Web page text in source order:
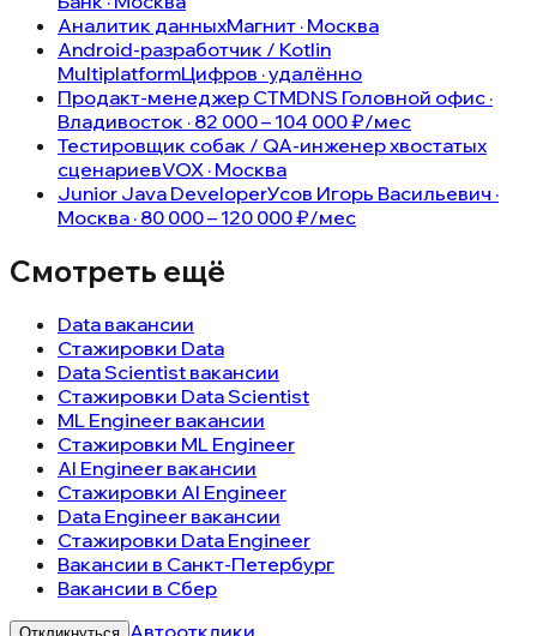
Аналитик данныхМагнит · Москва
Android-разработчик / Kotlin
MultiplatformЦифров · удалённо
Продакт-менеджер СТМDNS Головной офис ·
Владивосток · 82 000 – 104 000 ₽/мес
Тестировщик собак / QA-инженер хвостатых
сценариевVOX · Москва
Junior Java DeveloperУсов Игорь Васильевич ·
Москва · 80 000 – 120 000 ₽/мес
Смотреть ещё
Data вакансии
Стажировки Data
Data Scientist вакансии
Стажировки Data Scientist
ML Engineer вакансии
Стажировки ML Engineer
AI Engineer вакансии
Стажировки AI Engineer
Data Engineer вакансии
Стажировки Data Engineer
Вакансии в Санкт-Петербург
Вакансии в Сбер